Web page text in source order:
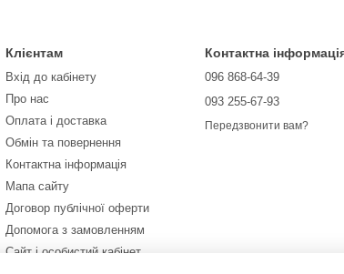
Клієнтам
Вхід до кабінету
Про нас
Оплата і доставка
Обмін та повернення
Контактна інформація
Мапа сайту
Договор публічної оферти
Допомога з замовленням
Сайт і особистий кабінет
Контактна
096 868-64-39
093 255-67-93
Передзвонити вам?